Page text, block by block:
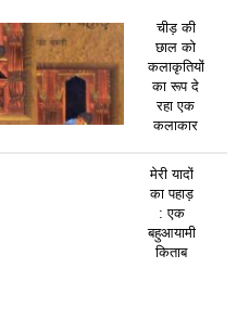
चीड़ की
छाल को
कलाकृतियों
का रूप दे
रहा एक
कलाकार
मेरी यादों
का पहाड़
: एक
बहुआयामी
किताब